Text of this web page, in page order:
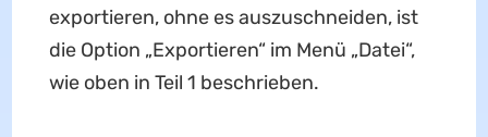
exportieren, ohne es auszuschneiden, ist
die Option „Exportieren“ im Menü „Datei“,
wie oben in Teil 1 beschrieben.